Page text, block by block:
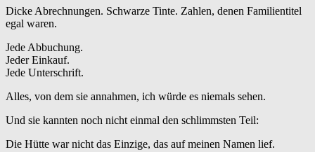
Dicke Abrechnungen. Schwarze Tinte. Zahlen, denen Familientitel
egal waren.
Jede Abbuchung.
Jeder Einkauf.
Jede Unterschrift.
Alles, von dem sie annahmen, ich würde es niemals sehen.
Und sie kannten noch nicht einmal den schlimmsten Teil:
Die Hütte war nicht das Einzige, das auf meinen Namen lief.